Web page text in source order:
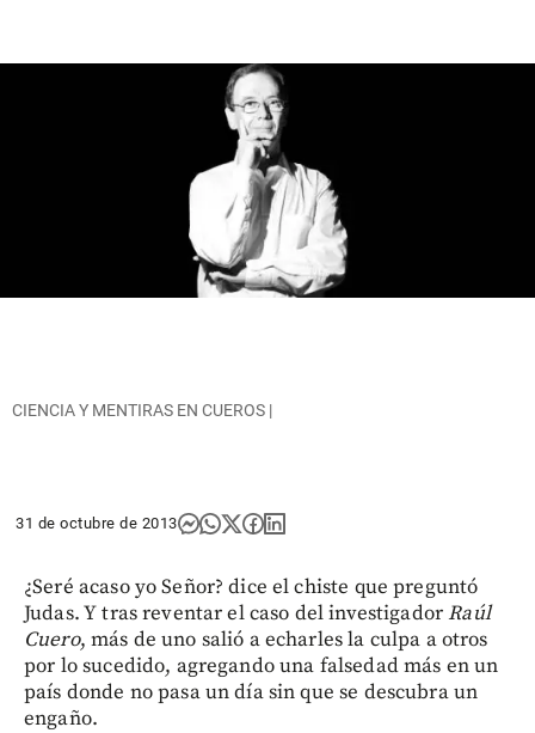
CIENCIA Y MENTIRAS EN CUEROS |
31 de octubre de 2013
¿Seré acaso yo Señor? dice el chiste que preguntó
Judas. Y tras reventar el caso del investigadorRaúl
Cuero, más de uno salió a echarles la culpa a otros
por lo sucedido, agregando una falsedad más en un
país donde no pasa un día sin que se descubra un
engaño.